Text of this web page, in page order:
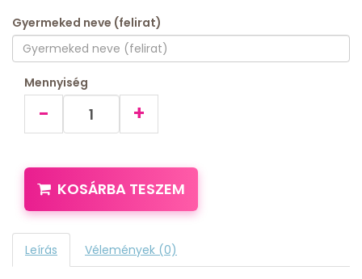
Gyermeked neve (felirat)
Mennyiség
- +
KOSÁRBA TESZEM
Leírás Vélemények (0)